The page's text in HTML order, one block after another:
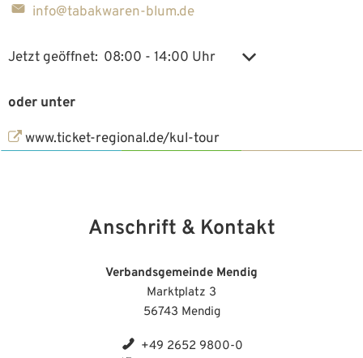
info@tabakwaren-blum.de
Klicken, um weitere Öffnungs- oder Schließzeiten
Jetzt geöffnet: 08:00 - 14:00 Uhr Von 08:00 bis
oder unter
www.ticket-regional.de/kul-tour
Anschrift & Kontakt
Verbandsgemeinde Mendig
Marktplatz 3
56743 Mendig
+49 2652 9800-0